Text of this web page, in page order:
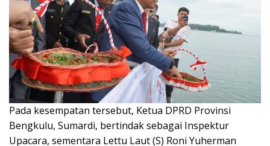
Pada kesempatan tersebut, Ketua DPRD Provinsi
Bengkulu, Sumardi, bertindak sebagai Inspektur
Upacara, sementara Lettu Laut (S) Roni Yuherman